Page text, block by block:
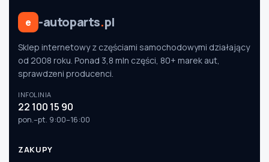
e -autoparts.pl
Sklep internetowy z częściami samochodowymi działający
od 2008 roku. Ponad 3,8 mln części, 80+ marek aut,
sprawdzeni producenci.
INFOLINIA
22 100 15 90
pon.–pt. 9:00–16:00
ZAKUPY